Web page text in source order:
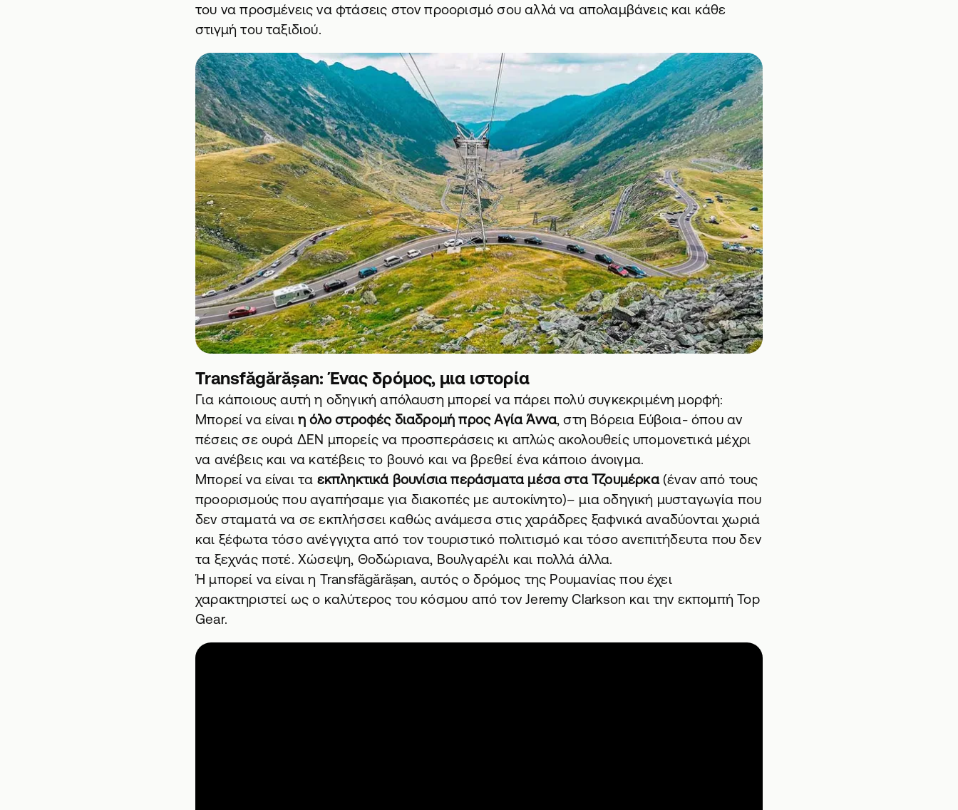
του να προσμένεις να φτάσεις στον προορισμό σου αλλά να απολαμβάνεις και κάθε
στιγμή του ταξιδιού.
Transfăgărășan: Ένας δρόμος, μια ιστορία
Για κάποιους αυτή η οδηγική απόλαυση μπορεί να πάρει πολύ συγκεκριμένη μορφή:
Μπορεί να είναιη όλο στροφές διαδρομή προς Αγία Άννα, στη Βόρεια Εύβοια- όπου αν
πέσεις σε ουρά ΔΕΝ μπορείς να προσπεράσεις κι απλώς ακολουθείς υπομονετικά μέχρι
να ανέβεις και να κατέβεις το βουνό και να βρεθεί ένα κάποιο άνοιγμα.
Μπορεί να είναι τα εκπληκτικά βουνίσια περάσματα μέσα στα Τζουμέρκα(έναν από τους
προορισμούς που αγαπήσαμε για διακοπές με αυτοκίνητο)– μια οδηγική μυσταγωγία που
δεν σταματά να σε εκπλήσσει καθώς ανάμεσα στις χαράδρες ξαφνικά αναδύονται χωριά
και ξέφωτα τόσο ανέγγιχτα από τον τουριστικό πολιτισμό και τόσο ανεπιτήδευτα που δεν
τα ξεχνάς ποτέ. Χώσεψη, Θοδώριανα, Βουλγαρέλι και πολλά άλλα.
Ή μπορεί να είναι η Transfăgărășan, αυτός ο δρόμος της Ρουμανίας που έχει
χαρακτηριστεί ως ο καλύτερος του κόσμου από τον Jeremy Clarkson και την εκπομπή Top
Gear.